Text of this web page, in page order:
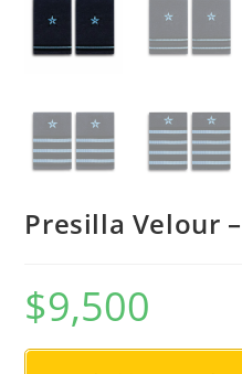
Presilla Velour
$9,500